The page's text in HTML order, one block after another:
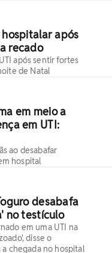
após
recado
após sentir fortes
de Natal
em meio a
em UTI:
ao desabafar
hospital
desabafa
no testículo
em uma UTI na
disse o
chegada no hospital